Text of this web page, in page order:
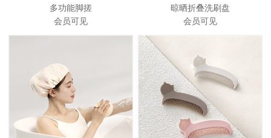
多功能脚搓
会员可见
晾晒折叠洗刷盘
会员可见